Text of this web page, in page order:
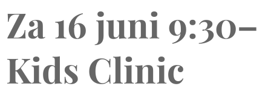
Za 16 juni 9:30–
Kids Clinic